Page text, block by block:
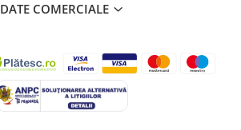
DATE COMERCIALE